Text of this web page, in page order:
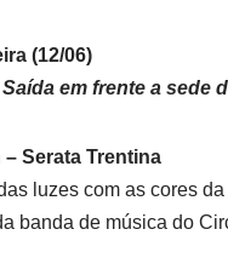
(12/06)
em frente a sede
– Serata Trentina
luzes com as cores
banda de música do